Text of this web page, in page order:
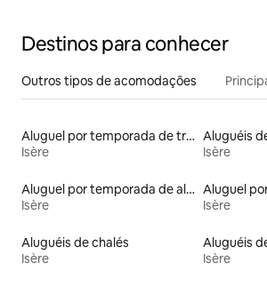
Destinos para conhecer
Outros tipos de acomodações
Aluguel por temporada de trailers
Isère
Aluguéis
Isère
Aluguel por temporada de alojamentos ecológicos
Isère
Isère
Aluguéis de chalés
Isère
Isère